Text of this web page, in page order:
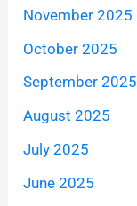
November 2025
October 2025
September 2025
August 2025
July 2025
June 2025